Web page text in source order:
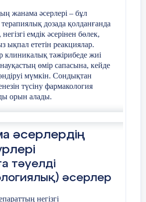
анафилактикалық шок
дейін жетуі
әсерлер сирек
нақты бір адамның
реакциялармен
Мұндай әсерлердің даму
зерттелмеген, бірақ
ерекшеліктермен
есептеледі.
дәрілер
әсерлер тудыруы
кейбір препараттар
кері әсер етіп,
жанама әсерлері – бұл
дозада қолданғанда
емдік әсерінен бөлек,
ықпал ететін реакциялар.
клиникалық тәжірибеде жиі
өмір сапасына, кейде
мүмкін. Сондықтан
түсіну фармакология
орын алады.
әсерлердің
тәуелді
әсерлер
негізгі